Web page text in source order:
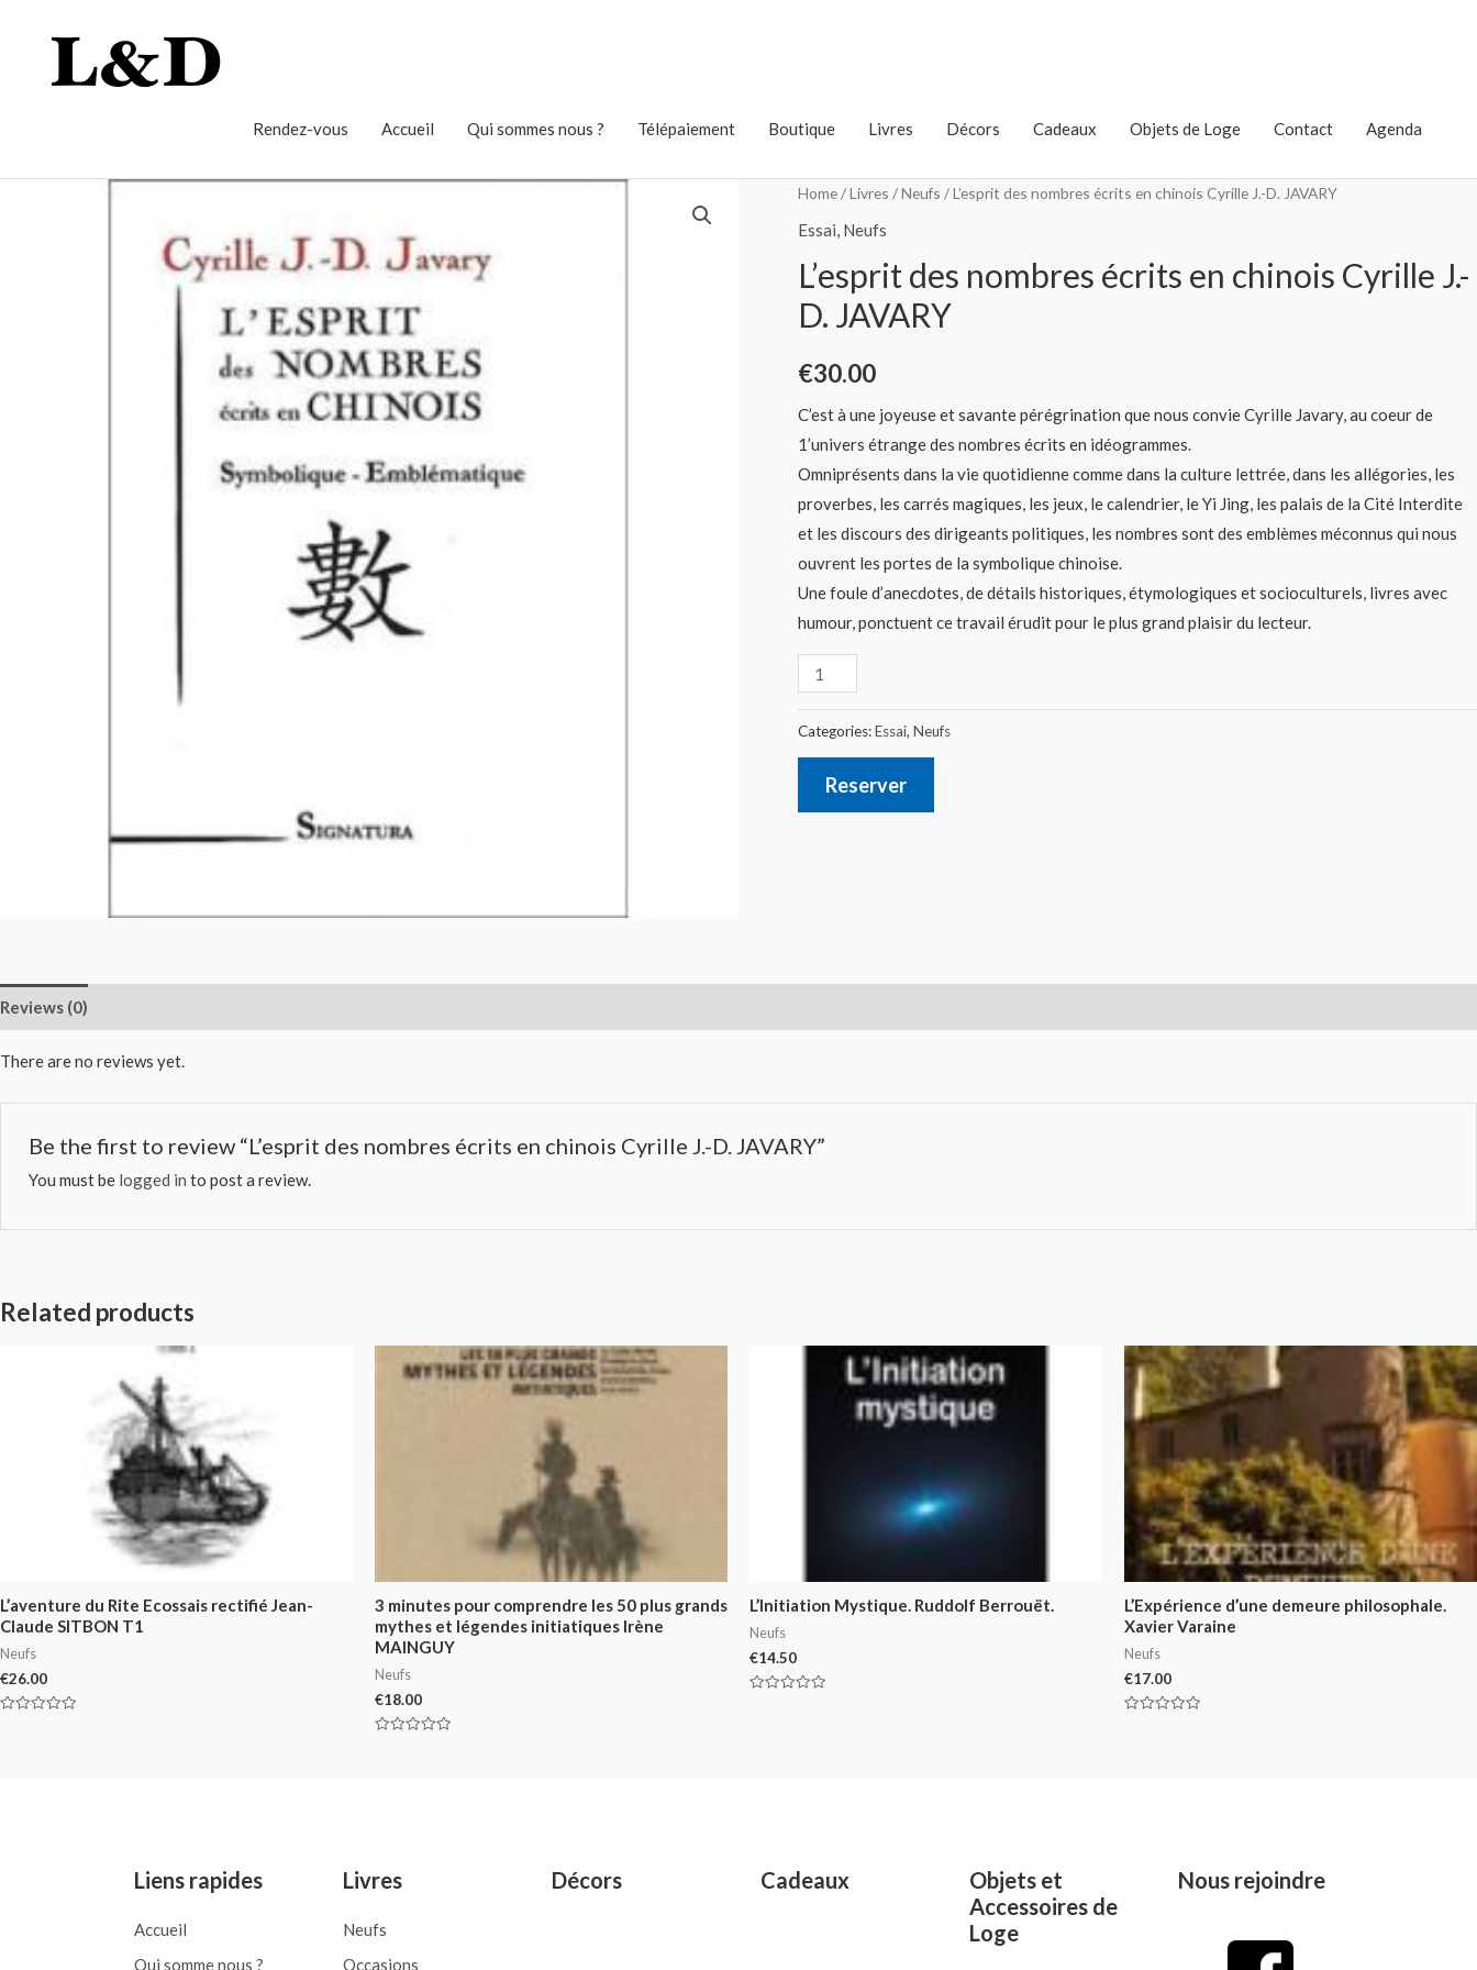
Rendez-vous Accueil Qui sommes nous ? Télépaiement Boutique Livres Décors Cadeaux Objets de Loge Contact Agenda
Home/Livres /Neufs / L’esprit des nombres écrits en chinois Cyrille J.-D. JAVARY
Essai, Neufs
L’esprit des nombres écrits en chinois Cyrille J.-
D. JAVARY
€30.00
C’est à une joyeuse et savante pérégrination que nous convie Cyrille Javary, au coeur de
1’univers étrange des nombres écrits en idéogrammes.
Omniprésents dans la vie quotidienne comme dans la culture lettrée, dans les allégories, les
proverbes, les carrés magiques, les jeux, le calendrier, le Yi Jing, les palais de la Cité Interdite
et les discours des dirigeants politiques, les nombres sont des emblèmes méconnus qui nous
ouvrent les portes de la symbolique chinoise.
Une foule d’anecdotes, de détails historiques, étymologiques et socioculturels, livres avec
humour, ponctuent ce travail érudit pour le plus grand plaisir du lecteur.
Categories:Essai, Neufs
Reserver
Reviews (0)
There are no reviews yet.
Be the first to review “L’esprit des nombres écrits en chinois Cyrille J.-D. JAVARY”
You must be logged in to post a review.
Related products
L’aventure du Rite Ecossais rectifié Jean-
Claude SITBON T1
Neufs
€26.00
3 minutes pour comprendre les 50 plus grands
mythes et légendes initiatiques Irène
MAINGUY
Neufs
€18.00
L’Initiation Mystique. Ruddolf Berrouët.
Neufs
€14.50
L’Expérience d’une demeure philosophale.
Xavier Varaine
Neufs
€17.00
Liens rapides
Accueil
Qui somme nous ?
Livres
Neufs
Occasions
Décors Cadeaux
Objets et
Accessoires de
Loge
Nous rejoindre